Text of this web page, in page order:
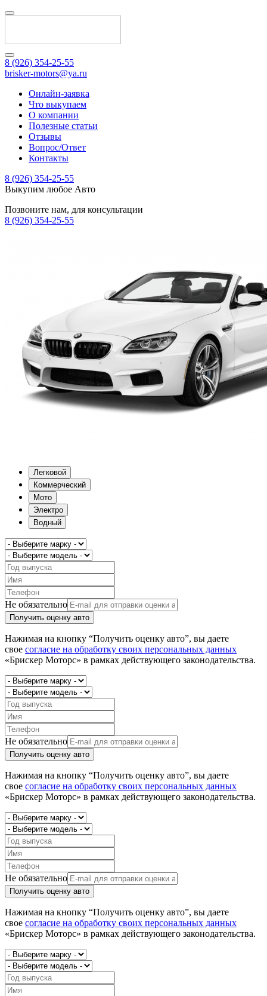
8 (926) 354-25-55
brisker-motors@ya.ru
Онлайн-заявка
Что выкупаем
О компании
Полезные статьи
Отзывы
Вопрос/Ответ
Контакты
8 (926) 354-25-55
Выкупим любое Авто
Позвоните нам, для консультации
8 (926) 354-25-55
Легковой
Коммерческий
Мото
Электро
Водный
Не обязательно
Получить оценку авто
Нажимая на кнопку “Получить оценку авто”, вы даете
свое согласие на обработку своих персональных данных
«Брискер Моторс» в рамках действующего законодательства.
Не обязательно
Получить оценку авто
Нажимая на кнопку “Получить оценку авто”, вы даете
свое согласие на обработку своих персональных данных
«Брискер Моторс» в рамках действующего законодательства.
Не обязательно
Получить оценку авто
Нажимая на кнопку “Получить оценку авто”, вы даете
свое согласие на обработку своих персональных данных
«Брискер Моторс» в рамках действующего законодательства.